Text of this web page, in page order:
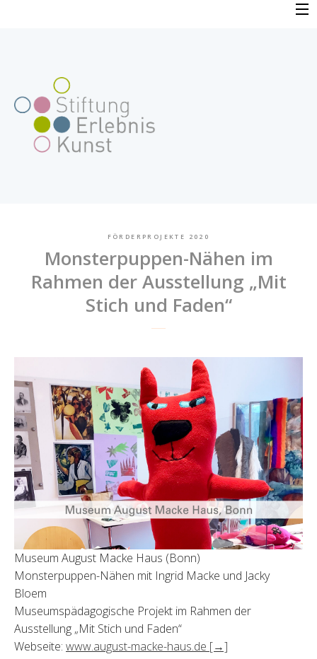
AKTUELLES
FÖRDERPROJEKTE 2020
Monsterpuppen-Nähen im
Rahmen der Ausstellung „Mit
Stich und Faden“
Museum August Macke Haus (Bonn)
Monsterpuppen-Nähen mit Ingrid Macke und Jacky
Bloem
Museumspädagogische Projekt im Rahmen der
Ausstellung „Mit Stich und Faden“
Webseite: www.august-macke-haus.de [→]